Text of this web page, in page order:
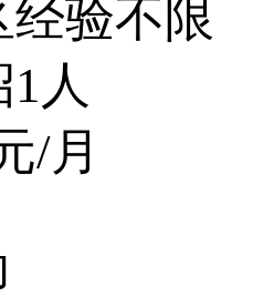
经验不限
1人
/月